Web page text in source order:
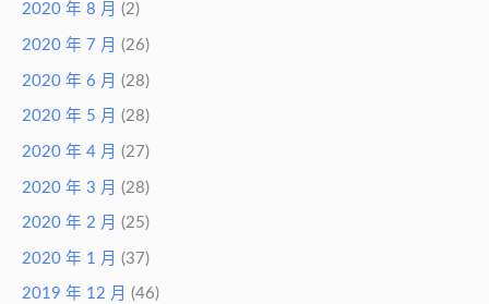
2020 年 8 月 (2)
2020 年 7 月 (26)
2020 年 6 月 (28)
2020 年 5 月 (28)
2020 年 4 月 (27)
2020 年 3 月 (28)
2020 年 2 月 (25)
2020 年 1 月 (37)
2019 年 12 月 (46)